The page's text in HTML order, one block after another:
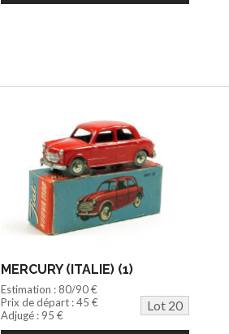
MERCURY (ITALIE) (1)
Estimation : 80/90 €
Prix de départ : 45 €
Lot 20
Adjugé : 95 €